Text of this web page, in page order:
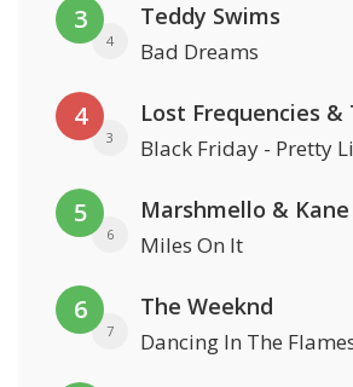
3
4
Teddy Swims
Bad Dreams
4
3
Lost Frequencies &
Black Friday - Pretty
5
6
Marshmello &
Miles On It
6
7
The Weeknd
Dancing In The